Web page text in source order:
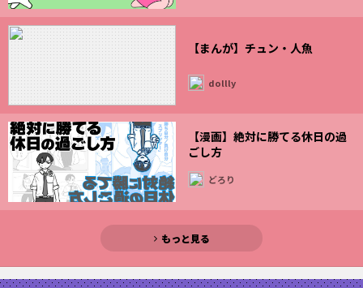
【まんが】チュン・人魚
dollly
【漫画】絶対に勝てる休日の過
ごし方
どろり
もっと見る